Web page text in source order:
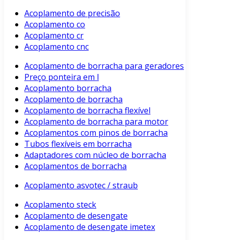
Acoplamento de precisão
Acoplamento co
Acoplamento cr
Acoplamento cnc
Acoplamento de borracha para geradores
Preço ponteira em l
Acoplamento borracha
Acoplamento de borracha
Acoplamento de borracha flexível
Acoplamento de borracha para motor
Acoplamentos com pinos de borracha
Tubos flexíveis em borracha
Adaptadores com núcleo de borracha
Acoplamentos de borracha
Acoplamento asvotec / straub
Acoplamento steck
Acoplamento de desengate
Acoplamento de desengate imetex